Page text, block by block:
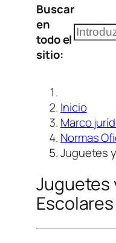
contenido
Buscar
en
todo el
sitio:
Buscar
Inicio
Marco
Normas
Juguetes
Juguetes
Escolares